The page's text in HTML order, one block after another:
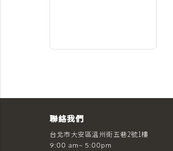
聯絡我們
台北市大安區溫州街五巷2號1樓
9:00 am~ 5:00pm